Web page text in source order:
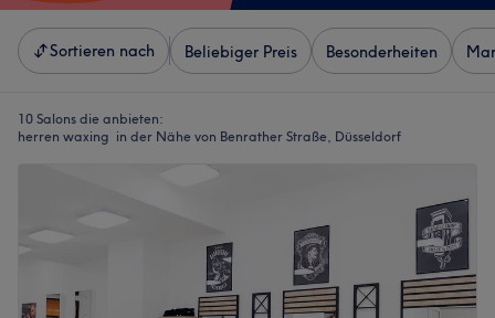
Sortieren nach Beliebiger Preis Besonderheiten
10 Salons die anbieten:
herren waxing in der Nähe von Benrather Straße, Düsseldorf